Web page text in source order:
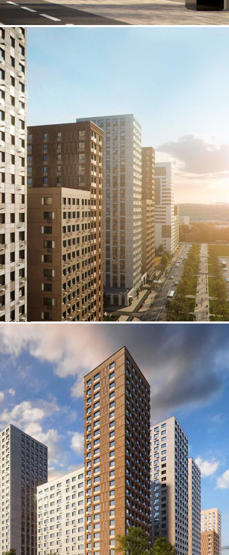
Продажа
99488 - Г. МОСКВА,
ТАГИЛЬСКАЯ УЛИЦА, Д.4
Москва / Московская обл
Получить контакты
ВОЗМОЖНА СКИДКА ДО 10% На продажу предлагается
помещение свободного назначения под любой вид
деятельности в ЖК "Сиреневый парк". Первый этаж.
Отдельный вход с улицы. Свободная планировка. Витринное
остекление. Место под вывеску. Высота потолков 3,6 - 5
метров. Современная инженерия. "Сиреневый парк" жилой
ком...
922 (+2)
Навигация
Характеристики
О помещении
Где находится
Другие объявления
Характеристики помещения
№ объявления
99488
Дата размещения
04.08.2022
Город
Москва
Тагильская улица, д.4
Расположено
Этаж
Предлагается
Желаемый / подходящий вид деятельности
Не указано
Назначение
Не указано
Размер площади (м2)
75.8
Цена за помещение
24 180 200 руб.
О помещении